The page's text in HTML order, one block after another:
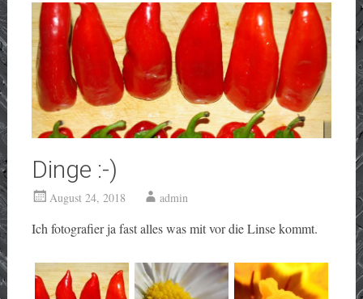
Dinge :-)
August 24, 2018 admin
Ich fotografier ja fast alles was mit vor die Linse kommt.